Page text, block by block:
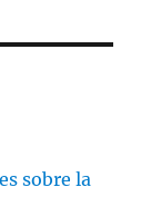
sobre la